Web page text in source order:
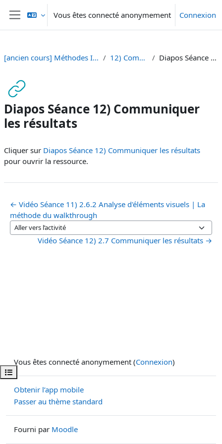
Passer au contenu principal
Panneau latéral
Vous êtes connecté anonymement Connexion
Ouvrir l’index du cours
[ancien cours] Méthodes I - BA Sciences de la Communication [SA 23] 12) Communiquer les résultats Diapos Séance 12) Communiquer les résultats
Diapos Séance 12) Communiquer
les résultats
Cliquer sur Diapos Séance 12) Communiquer les résultats
pour ouvrir la ressource.
← Vidéo Séance 11) 2.6.2 Analyse d'éléments visuels | La
méthode du walkthrough
Aller vers l’activité
Vidéo Séance 12) 2.7 Communiquer les résultats →
Vous êtes connecté anonymement (Connexion)
Obtenir l’app mobile
Passer au thème standard
Fourni par Moodle